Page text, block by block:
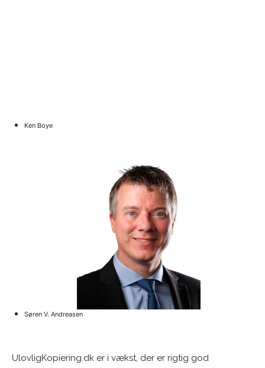
Ken Boye
Søren V. Andreasen
UlovligKopiering.dk er i vækst, der er rigtig god